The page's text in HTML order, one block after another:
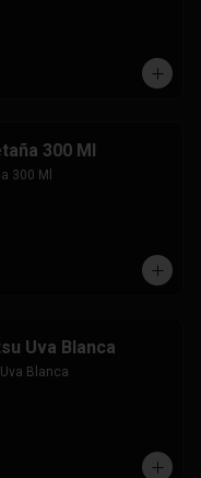
300 Ml
300 Ml
Uva Blanca
Blanca